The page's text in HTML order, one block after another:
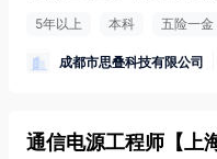
5年以上 本科 五险一金
成都市思叠科技有限公司
通信电源工程师 【 上